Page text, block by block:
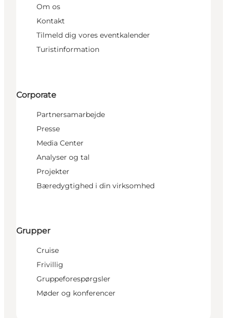
Om os
Kontakt
Tilmeld dig vores eventkalender
Turistinformation
Corporate
Partnersamarbejde
Presse
Media Center
Analyser og tal
Projekter
Bæredygtighed i din virksomhed
Grupper
Cruise
Frivillig
Gruppeforespørgsler
Møder og konferencer